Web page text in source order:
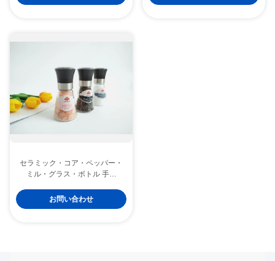
セラミック・コア・ペッパー・
ミル・グラス・ボトル 手動
塩・ペッパー・グリナー
お問い合わせ